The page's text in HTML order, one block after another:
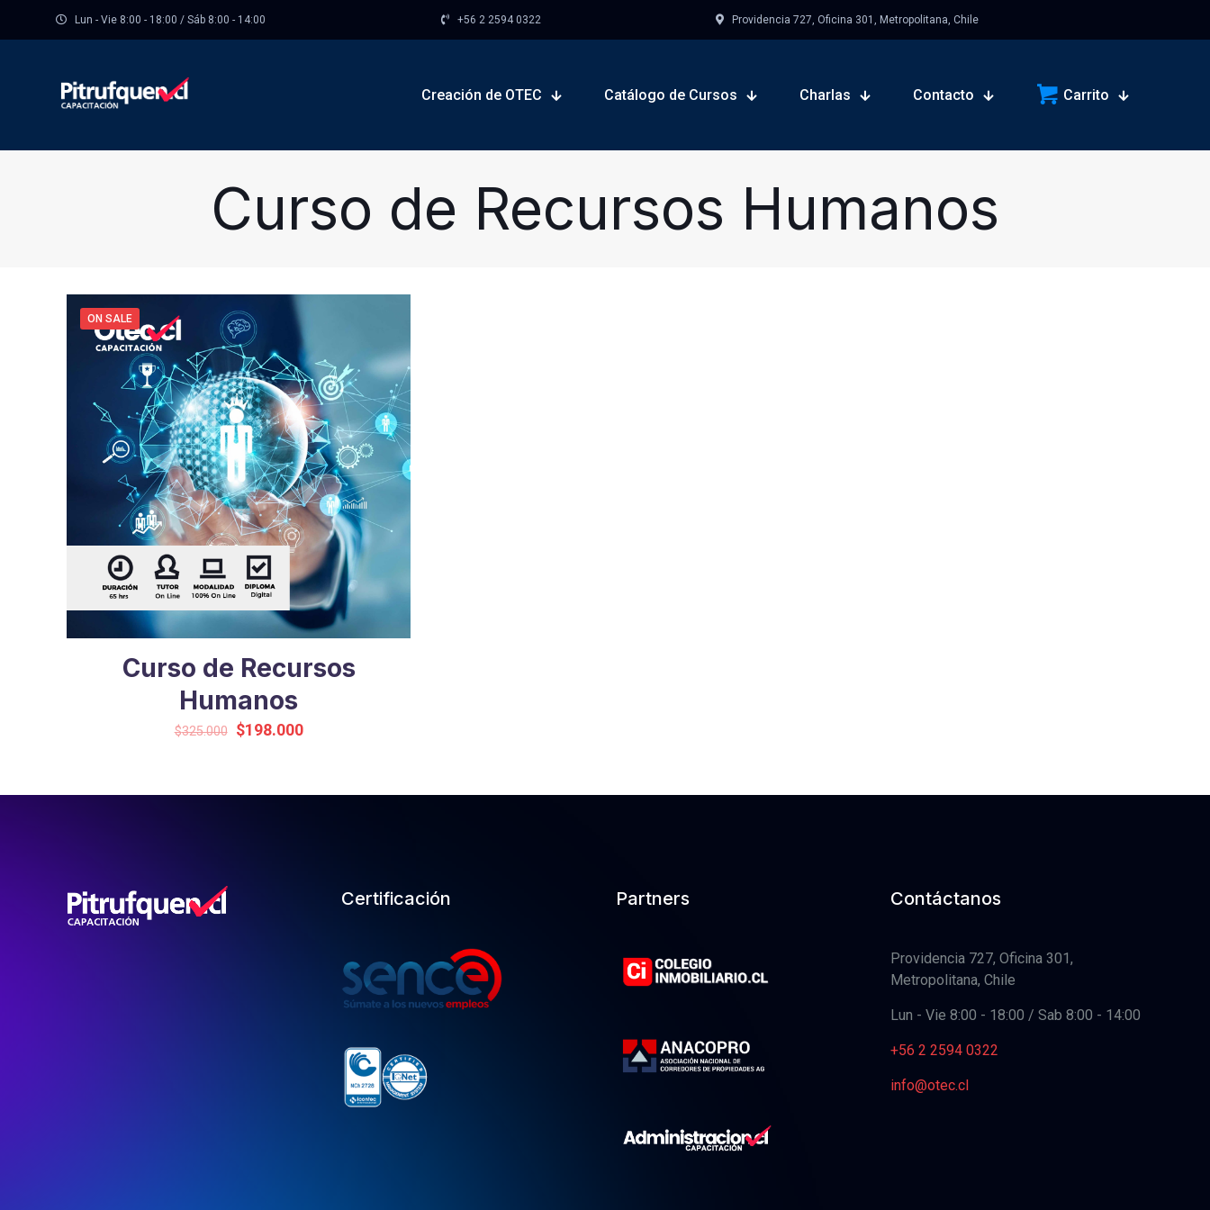
Lun - Vie 8:00 - 18:00 / Sáb 8:00 - 14:00 +56 2 2594 0322 Providencia 727, Oficina 301, Metropolitana, Chile
Creación de OTEC Catálogo de Cursos Charlas Contacto Carrito
Curso de Recursos Humanos
ON SALE
Curso de Recursos
Humanos
$325.000
Original
$325.000.
$198.000Current
$198.000.
Certificación Partners Contáctanos
Providencia 727, Oficina 301,
Metropolitana, Chile
Lun - Vie 8:00 - 18:00 / Sab 8:00 - 14:00
+56 2 2594 0322
info@otec.cl